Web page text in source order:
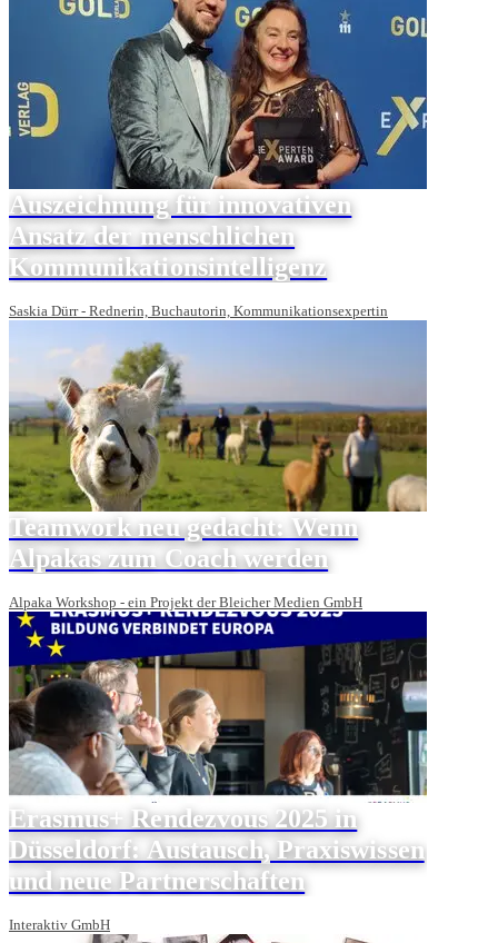
Auszeichnung für innovativen
Ansatz der menschlichen
Kommunikationsintelligenz
Saskia Dürr - Rednerin, Buchautorin, Kommunikationsexpertin
Teamwork neu gedacht: Wenn
Alpakas zum Coach werden
Alpaka Workshop - ein Projekt der Bleicher Medien GmbH
Erasmus+ Rendezvous 2025 in
Düsseldorf: Austausch, Praxiswissen
und neue Partnerschaften
Interaktiv GmbH